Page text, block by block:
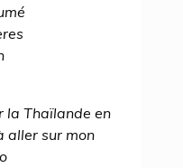
la Thaïlande en
aller sur mon